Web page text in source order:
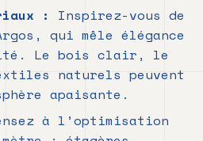
:
Inspirez-vous de
qui mêle élégance
Le bois clair, le
naturels peuvent
apaisante.
à l’optimisation